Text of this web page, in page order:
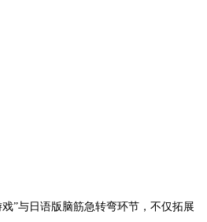
”与日语版脑筋急转弯环节，不仅拓展